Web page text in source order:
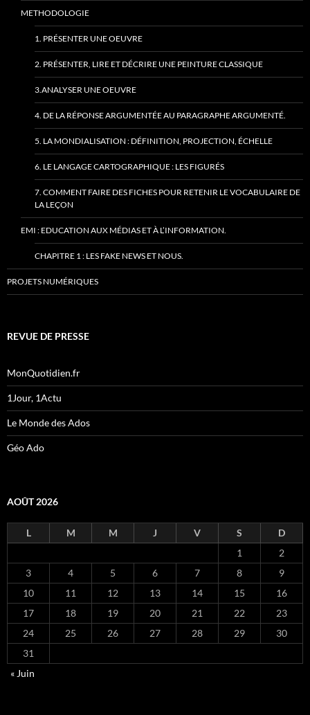
METHODOLOGIE
1. PRÉSENTER UNE OEUVRE
2. PRÉSENTER, LIRE ET DÉCRIRE UNE PEINTURE CLASSIQUE
3.ANALYSER UNE OEUVRE
4. DE LA RÉPONSE ARGUMENTÉE AU PARAGRAPHE ARGUMENTÉ.
5. LA MONDIALISATION : DÉFINITION, PROJECTION, ÉCHELLE
6. LE LANGAGE CARTOGRAPHIQUE : LES FIGURÉS
7. COMMENT FAIRE DES FICHES POUR RETENIR LE VOCABULAIRE DE
LA LEÇON
EMI : EDUCATION AUX MÉDIAS ET À L’INFORMATION.
CHAPITRE 1 : LES FAKE NEWS ET NOUS.
PROJETS NUMÉRIQUES
REVUE DE PRESSE
MonQuotidien.fr
1Jour, 1Actu
Le Monde des Ados
Géo Ado
AOÛT 2026
L M M J V S
D
1
2
3
4 5 6 7 8
9
10
11 12 13 14 15
16
17
18 19 20 21 22
23
24
25 26 27 28 29
30
31
« Juin